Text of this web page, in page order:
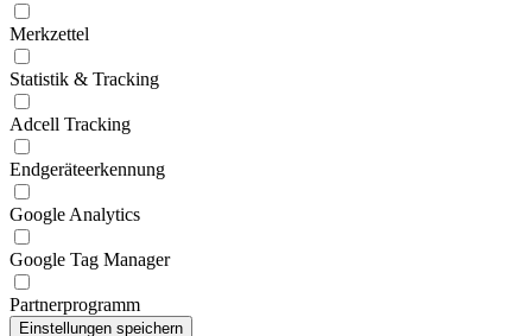
Merkzettel
Statistik & Tracking
Adcell Tracking
Endgeräteerkennung
Google Analytics
Google Tag Manager
Partnerprogramm